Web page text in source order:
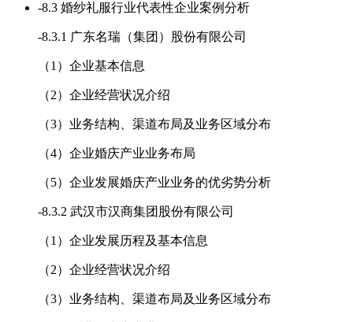
-8.3 婚纱礼服行业代表性企业案例分析
-8.3.1 广东名瑞（集团）股份有限公司
（1）企业基本信息
（2）企业经营状况介绍
（3）业务结构、渠道布局及业务区域分布
（4）企业婚庆产业业务布局
（5）企业发展婚庆产业业务的优劣势分析
-8.3.2 武汉市汉商集团股份有限公司
（1）企业发展历程及基本信息
（2）企业经营状况介绍
（3）业务结构、渠道布局及业务区域分布